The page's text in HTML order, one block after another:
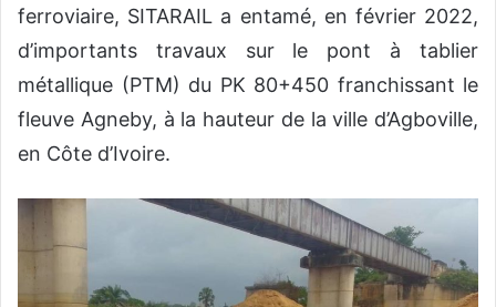
ferroviaire, SITARAIL a entamé, en février 2022,
d’importants travaux sur le pont à tablier
métallique (PTM) du PK 80+450 franchissant le
fleuve Agneby, à la hauteur de la ville d’Agboville,
en Côte d’Ivoire.